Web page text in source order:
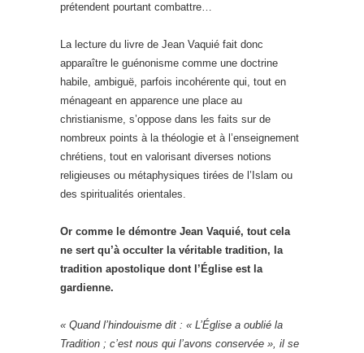
prétendent pourtant combattre…
La lecture du livre de Jean Vaquié fait donc
apparaître le guénonisme comme une doctrine
habile, ambiguë, parfois incohérente qui, tout en
ménageant en apparence une place au
christianisme, s’oppose dans les faits sur de
nombreux points à la théologie et à l’enseignement
chrétiens, tout en valorisant diverses notions
religieuses ou métaphysiques tirées de l’Islam ou
des spiritualités orientales.
Or comme le démontre Jean Vaquié, tout cela
ne sert qu’à occulter la véritable tradition, la
tradition apostolique dont l’Église est la
gardienne.
« Quand l’hindouisme dit : « L’Église a oublié la
Tradition ; c’est nous qui l’avons conservée », il se